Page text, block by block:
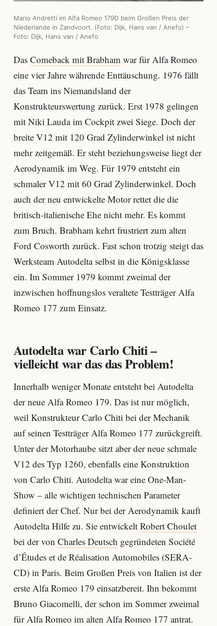
Mario Andretti im Alfa Romeo 179D beim Großen Preis der
Niederlande in Zandvoort. (Foto: Dijk, Hans van / Anefo) –
Foto: Dijk, Hans van / Anefo
Das Comeback mit Brabham war für Alfa Romeo
eine vier Jahre währende Enttäuschung. 1976 fällt
das Team ins Niemandsland der
Konstrukteurswertung zurück. Erst 1978 gelingen
mit Niki Lauda im Cockpit zwei Siege. Doch der
breite V12 mit 120 Grad Zylinderwinkel ist nicht
mehr zeitgemäß. Er steht beziehungsweise liegt der
Aerodynamik im Weg. Für 1979 entsteht ein
schmaler V12 mit 60 Grad Zylinderwinkel. Doch
auch der neu entwickelte Motor rettet die die
britisch-italienische Ehe nicht mehr. Es kommt
zum Bruch. Brabham kehrt frustriert zum alten
Ford Cosworth zurück. Fast schon trotzig steigt das
Werksteam Autodelta selbst in die Königsklasse
ein. Im Sommer 1979 kommt zweimal der
inzwischen hoffnungslos veraltete Testträger Alfa
Romeo 177 zum Einsatz.
Autodelta war Carlo Chiti –
vielleicht war das das Problem!
Innerhalb weniger Monate entsteht bei Autodelta
der neue Alfa Romeo 179. Das ist nur möglich,
weil Konstrukteur Carlo Chiti bei der Mechanik
auf seinen Testträger Alfa Romeo 177 zurückgreift.
Unter der Motorhaube sitzt aber der neue schmale
V12 des Typ 1260, ebenfalls eine Konstruktion
von Carlo Chiti. Autodelta war eine One-Man-
Show – alle wichtigen technischen Parameter
definiert der Chef. Nur bei der Aerodynamik kauft
Autodelta Hilfe zu. Sie entwickelt Robert Choulet
bei der von Charles Deutsch gegründeten Société
d’Études et de Réalisation Automobiles (SERA-
CD) in Paris. Beim Großen Preis von Italien ist der
erste Alfa Romeo 179 einsatzbereit. Ihn bekommt
Bruno Giacomelli, der schon im Sommer zweimal
für Alfa Romeo im alten Alfa Romeo 177 antrat.